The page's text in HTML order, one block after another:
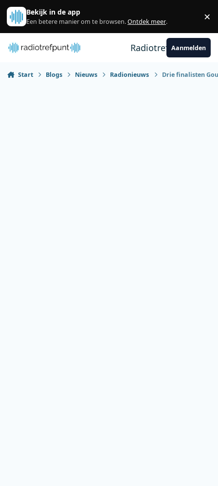
Spring naar bijdragen
Bekijk in de app
Een betere manier om te browsen.Ontdek meer. ×
RadiotrefpuntAanmelden
Start Blogs Nieuws Radionieuws Drie finalisten